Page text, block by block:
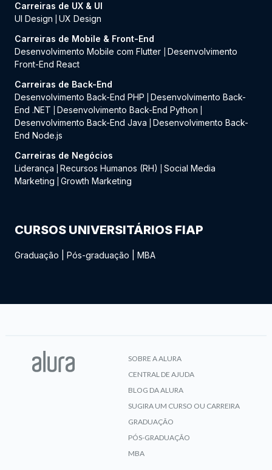
Carreiras de UX & UI
UI Design
UX Design
Carreiras de Mobile & Front-End
Desenvolvimento Mobile com Flutter
Desenvolvimento
Front-End React
Carreiras de Back-End
Desenvolvimento Back-End PHP
Desenvolvimento Back-
End .NET
Desenvolvimento Back-End Python
Desenvolvimento Back-End Java
Desenvolvimento Back-
End Node.js
Carreiras de Negócios
Liderança
Recursos Humanos (RH)
Social Media
Marketing
Growth Marketing
CURSOS UNIVERSITÁRIOS FIAP
Graduação Pós-graduação MBA
SOBRE A ALURA
CENTRAL DE AJUDA
BLOG DA ALURA
SUGIRA UM CURSO OU CARREIRA
GRADUAÇÃO
PÓS-GRADUAÇÃO
MBA